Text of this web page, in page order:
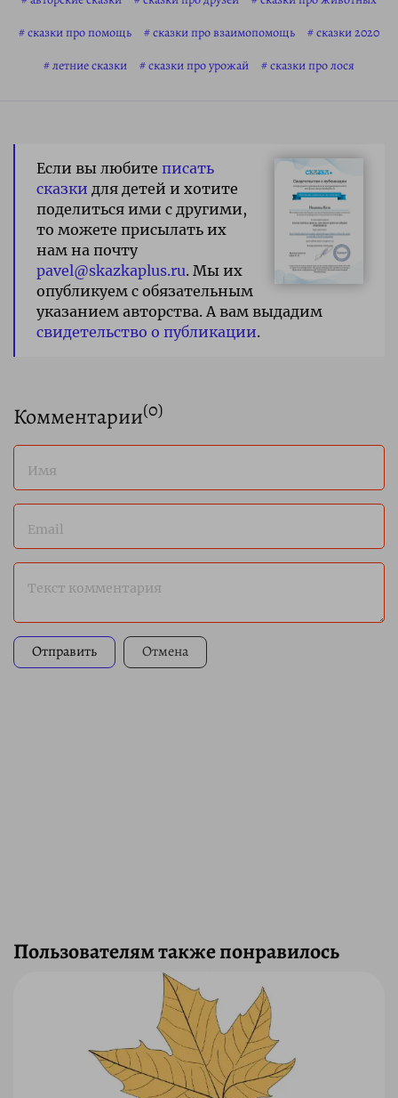
сказки про помощь
сказки про взаимопомощь
сказки 2020
летние сказки
сказки про урожай сказки про лося
Если вы любите писать
сказки для детей и хотите
поделиться ими с другими,
то можете присылать их
нам на почту
pavel@skazkaplus.ru. Мы их
опубликуем с обязательным
указанием авторства. А вам выдадим
свидетельство о публикации.
Комментарии(0)
Имя
Email
Текст комментария
Отправить Отмена
Пользователям также понравилось